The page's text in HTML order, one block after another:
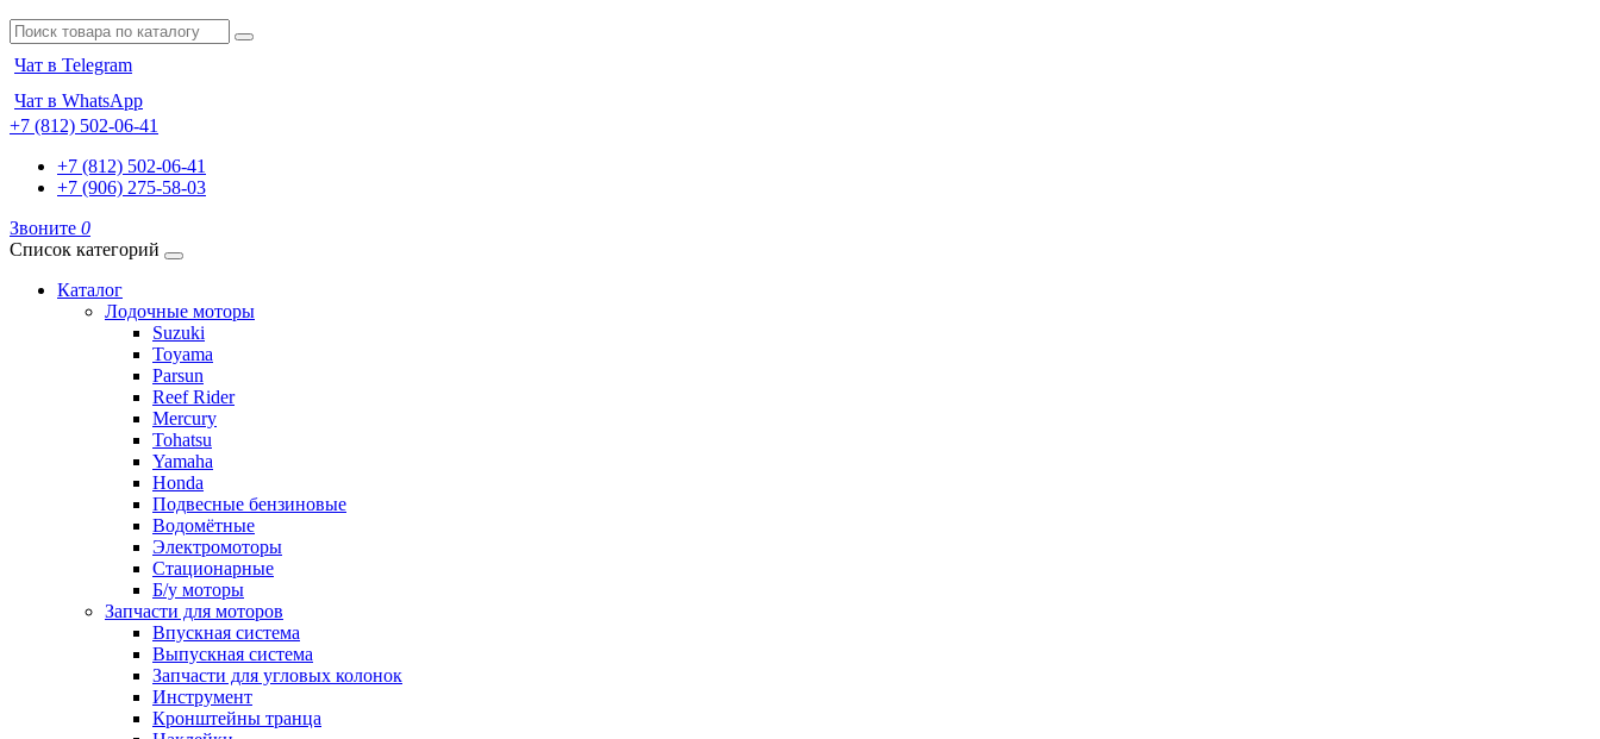
Чат в Telegram
Чат в WhatsApp
+7 (812) 502-06-41
+7 (812) 502-06-41
+7 (906) 275-58-03
Звоните 0
Список категорий
Каталог
Лодочные моторы
Suzuki
Toyama
Parsun
Reef Rider
Mercury
Tohatsu
Yamaha
Honda
Подвесные бензиновые
Водомётные
Электромоторы
Стационарные
Б/у моторы
Запчасти для моторов
Впускная система
Выпускная система
Запчасти для угловых колонок
Инструмент
Кронштейны транца